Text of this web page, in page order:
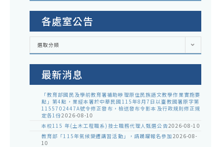
各處室公告
各
室
選取分類
最新消息
「教育部國民及學前教育署補助辦理原住民族語文教學作業實施要
點」第4點，業經本署於中華民國115年8月7日以臺教國署原字第
1155702447A號令修正發布，檢送發布令影本及行政規則修正規
定各1份2026-08-10
本校115 年(土木工程職系)技士職務代理人甄選公告2026-08-10
教育部「115年氣候變遷講習活動」，請踴躍報名參加2026-08-
10